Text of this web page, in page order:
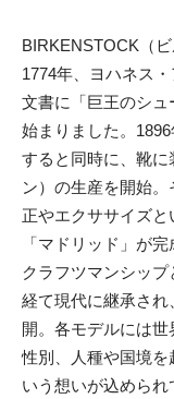
BIRKENSTOCK（ビ
1774年、ヨハネス
文書に「巨王のシ
始まりました。
すると同時に、靴
ン）の生産を開始
正やエクササイズ
「マドリッド」が完
クラフツマンシッ
経て現代に継承さ
開。各モデルには
性別、人種や国境を
いう想いが込められ